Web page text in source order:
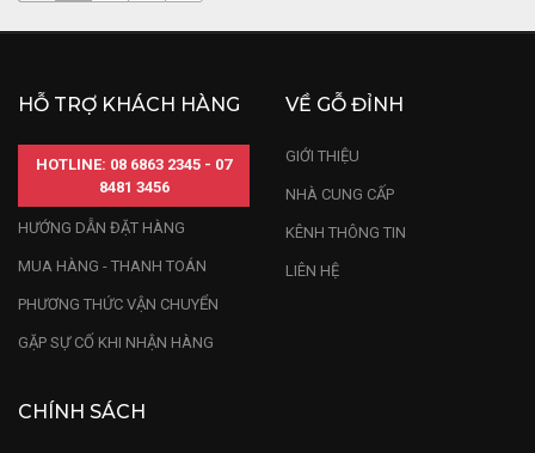
HỖ TRỢ KHÁCH HÀNG
HOTLINE: 08 6863 2345 - 07
8481 3456
HƯỚNG DẪN ĐẶT HÀNG
MUA HÀNG - THANH TOÁN
PHƯƠNG THỨC VẬN CHUYỂN
GẶP SỰ CỐ KHI NHẬN HÀNG
VỀ GỖ ĐỈNH
GIỚI THIỆU
NHÀ CUNG CẤP
KÊNH THÔNG TIN
LIÊN HỆ
CHÍNH SÁCH